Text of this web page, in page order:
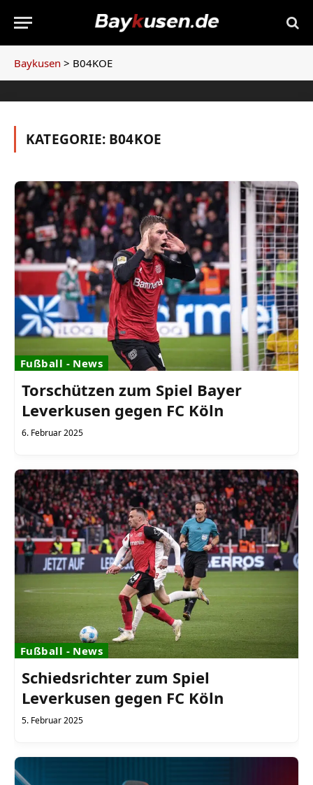
Baykusen > B04KOE
KATEGORIE: B04KOE
Fußball - News
Torschützen zum Spiel Bayer
Leverkusen gegen FC Köln
6. Februar 2025
Fußball - News
Schiedsrichter zum Spiel
Leverkusen gegen FC Köln
5. Februar 2025